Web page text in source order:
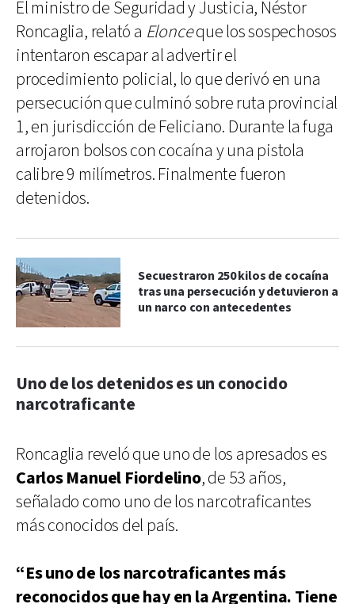
El ministro de Seguridad y Justicia, Néstor
Roncaglia, relató a Elonceque los sospechosos
intentaron escapar al advertir el
procedimiento policial, lo que derivó en una
persecución que culminó sobre ruta provincial
1, en jurisdicción de Feliciano. Durante la fuga
arrojaron bolsos con cocaína y una pistola
calibre 9 milímetros. Finalmente fueron
detenidos.
Secuestraron 250 kilos de cocaína
tras una persecución y detuvieron a
un narco con antecedentes
Uno de los detenidos es un conocido
narcotraficante
Roncaglia reveló que uno de los apresados es
Carlos Manuel Fiordelino, de 53 años,
señalado como uno de los narcotraficantes
más conocidos del país.
“Es uno de los narcotraficantes más
reconocidos que hay en la Argentina. Tiene